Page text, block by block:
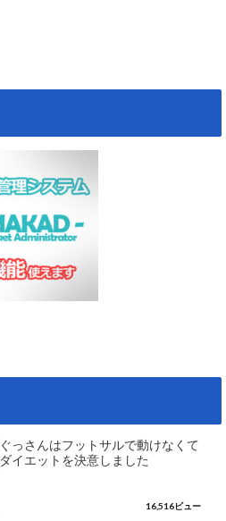
ぐっさんはフットサルで動けなくて
ダイエットを決意しました
16,516ビュー